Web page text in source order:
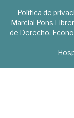
Política de
Marcial Pons
de Derecho,